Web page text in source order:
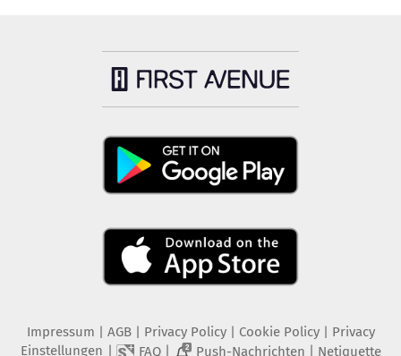
Impressum AGB Privacy Policy| Cookie Policy| Privacy
Einstellungen
FAQ| 2 Push-Nachrichten Netiquette